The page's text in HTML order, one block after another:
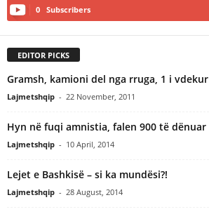
0 Subscribers
EDITOR PICKS
Gramsh, kamioni del nga rruga, 1 i vdekur
Lajmetshqip - 22 November, 2011
Hyn në fuqi amnistia, falen 900 të dënuar
Lajmetshqip - 10 April, 2014
Lejet e Bashkisë – si ka mundësi?!
Lajmetshqip - 28 August, 2014